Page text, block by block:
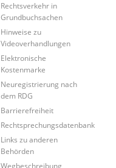
Rechtsverkehr in
Grundbuchsachen
Hinweise zu
Videoverhandlungen
Elektronische
Kostenmarke
Neuregistrierung nach
dem RDG
Barrierefreiheit
Rechtsprechungsdatenbank
Links zu anderen
Behörden
Wegbeschreibung